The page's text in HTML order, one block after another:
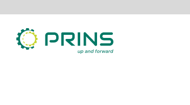
direct
inhoud